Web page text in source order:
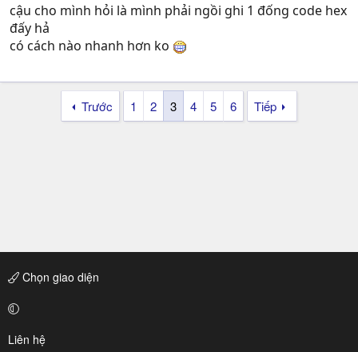
cậu cho mình hỏi là mình phải ngồi ghi 1 đống code hex
đấy hả
có cách nào nhanh hơn ko
Trước 1 2 3 4 5 6 Tiếp
Chọn giao diện
Liên hệ